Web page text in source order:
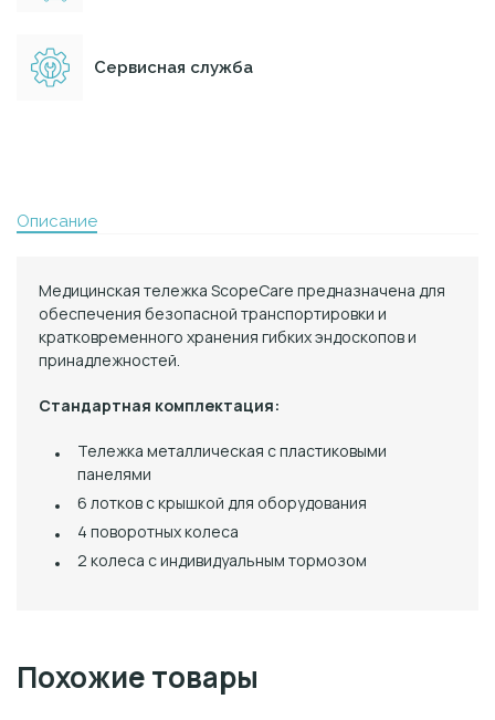
Сервисная служба
Описание
Медицинская тележка ScopeCare предназначена для
обеспечения безопасной транспортировки и
кратковременного хранения гибких эндоскопов и
принадлежностей.
Стандартная комплектация:
Тележка металлическая с пластиковыми
панелями
6 лотков с крышкой для оборудования
4 поворотных колеса
2 колеса с индивидуальным тормозом
Похожие товары